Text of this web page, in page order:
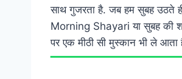
साथ गुजरता है. जब हम सुबह उठते
Morning Shayari या सुबह की
पर एक मीठी सी मुस्कान भी ले आता